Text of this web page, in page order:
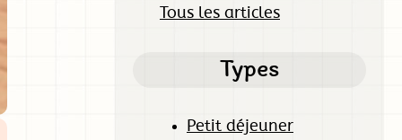
Tous les articles
Types
Petit déjeuner